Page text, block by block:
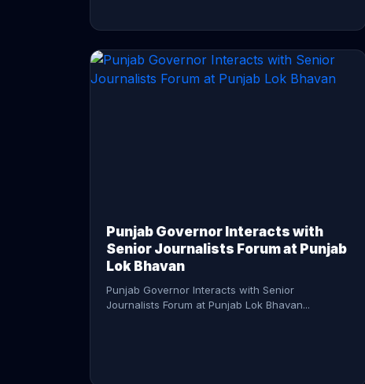
Punjab Governor Interacts with
Senior Journalists Forum at Punjab
Lok Bhavan
Punjab Governor Interacts with Senior
Journalists Forum at Punjab Lok Bhavan...